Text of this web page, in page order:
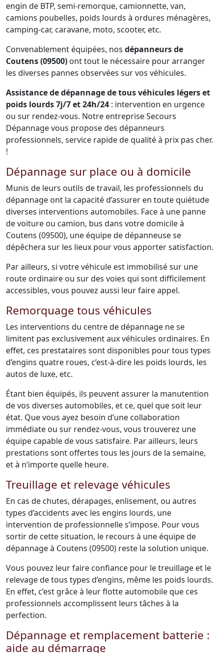
engin de BTP, semi-remorque, camionnette, van,
camions poubelles, poids lourds à ordures ménagères,
camping-car, caravane, moto, scooter, etc.
Convenablement équipées, nos dépanneurs de
Coutens (09500) ont tout le nécessaire pour arranger
les diverses pannes observées sur vos véhicules.
Assistance de dépannage de tous véhicules légers et
poids lourds 7j/7 et 24h/24 : intervention en urgence
ou sur rendez-vous. Notre entreprise Secours
Dépannage vous propose des dépanneurs
professionnels, service rapide de qualité à prix pas cher.
!
Dépannage sur place ou à domicile
Munis de leurs outils de travail, les professionnels du
dépannage ont la capacité d’assurer en toute quiétude
diverses interventions automobiles. Face à une panne
de voiture ou camion, bus dans votre domicile à
Coutens (09500), une équipe de dépanneuse se
dépêchera sur les lieux pour vous apporter satisfaction.
Par ailleurs, si votre véhicule est immobilisé sur une
route ordinaire ou sur des voies qui sont difficilement
accessibles, vous pouvez aussi leur faire appel.
Remorquage tous véhicules
Les interventions du centre de dépannage ne se
limitent pas exclusivement aux véhicules ordinaires. En
effet, ces prestataires sont disponibles pour tous types
d’engins quatre roues, c’est-à-dire les poids lourds, les
autos de luxe, etc.
Étant bien équipés, ils peuvent assurer la manutention
de vos diverses automobiles, et ce, quel que soit leur
état. Que vous ayez besoin d’une collaboration
immédiate ou sur rendez-vous, vous trouverez une
équipe capable de vous satisfaire. Par ailleurs, leurs
prestations sont offertes tous les jours de la semaine,
et à n’importe quelle heure.
Treuillage et relevage véhicules
En cas de chutes, dérapages, enlisement, ou autres
types d’accidents avec les engins lourds, une
intervention de professionnelle s’impose. Pour vous
sortir de cette situation, le recours à une équipe de
dépannage à Coutens (09500) reste la solution unique.
Vous pouvez leur faire confiance pour le treuillage et le
relevage de tous types d’engins, même les poids lourds.
En effet, c’est grâce à leur flotte automobile que ces
professionnels accomplissent leurs tâches à la
perfection.
Dépannage et remplacement batterie :
aide au démarrage